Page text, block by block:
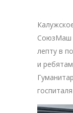
СоюзМаш
лепту в
и